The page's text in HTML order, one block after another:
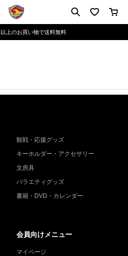
上のお買い物で送料無料
観戦・応援グッズ
キーホルダー・アクセサリー
文房具
バラエティグッズ
書籍・DVD・カレンダー
会員向けメニュー
マイページ